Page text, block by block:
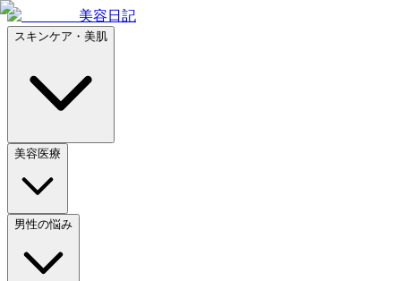
美容日記
スキンケア・美肌
美容医療
男性の悩み